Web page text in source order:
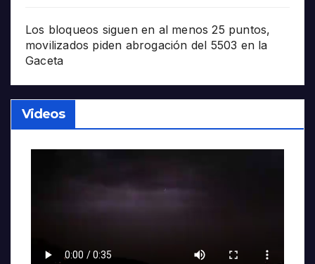
Los bloqueos siguen en al menos 25 puntos,
movilizados piden abrogación del 5503 en la
Gaceta
Videos